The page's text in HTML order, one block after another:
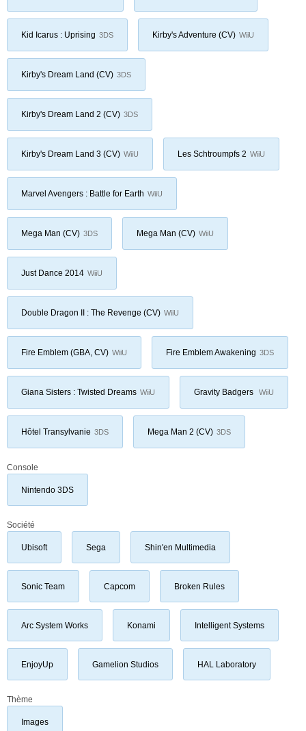
Kid Icarus : Uprising 3DS Kirby's Adventure (CV) WiiU
Kirby's Dream Land (CV) 3DS
Kirby's Dream Land 2 (CV) 3DS
Kirby's Dream Land 3 (CV) WiiU Les Schtroumpfs 2 WiiU
Marvel Avengers : Battle for Earth WiiU
Mega Man (CV) 3DS Mega Man (CV) WiiU
Just Dance 2014 WiiU
Double Dragon II : The Revenge (CV) WiiU
Fire Emblem (GBA, CV) WiiU Fire Emblem Awakening 3DS
Giana Sisters : Twisted Dreams WiiU Gravity Badgers WiiU
Hôtel Transylvanie 3DS Mega Man 2 (CV) 3DS
Console
Nintendo 3DS
Société
Ubisoft Sega Shin'en Multimedia
Sonic Team Capcom Broken Rules
Arc System Works Konami Intelligent Systems
EnjoyUp Gamelion Studios HAL Laboratory
Thème
Images